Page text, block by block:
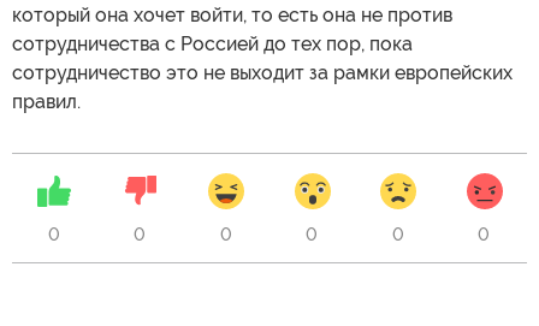
который она хочет войти, то есть она не против
сотрудничества с Россией до тех пор, пока
сотрудничество это не выходит за рамки европейских
правил.
0 0 0 0 0 0